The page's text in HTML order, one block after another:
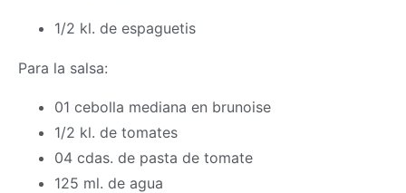
1/2 kl. de espaguetis
Para la salsa:
01 cebolla mediana en brunoise
1/2 kl. de tomates
04 cdas. de pasta de tomate
125 ml. de agua